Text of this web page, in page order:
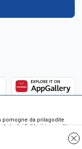
pomogne da prilagodite
fajl koji je smešten
Cookie-i su
od strane web servera